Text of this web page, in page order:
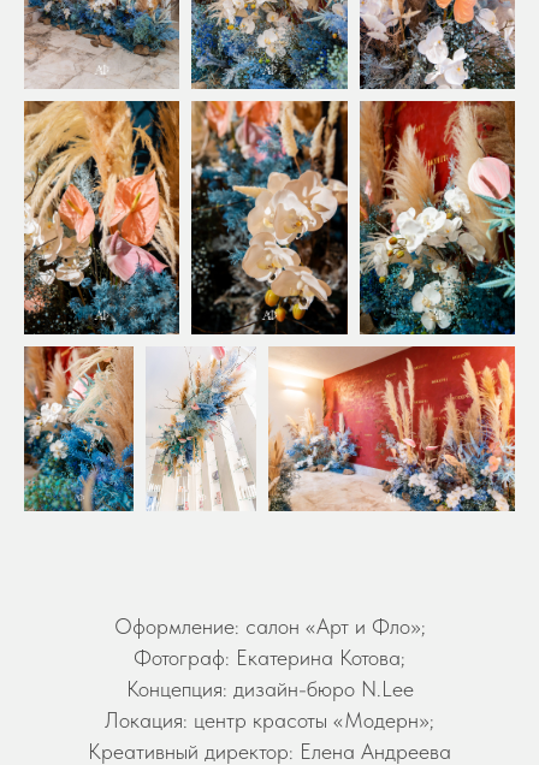
Оформление: салон «Арт и Фло»;
Фотограф: Екатерина Котова;
Концепция: дизайн-бюро N.Lee
Локация: центр красоты «Модерн»;
Креативный директор: Елена Андреева